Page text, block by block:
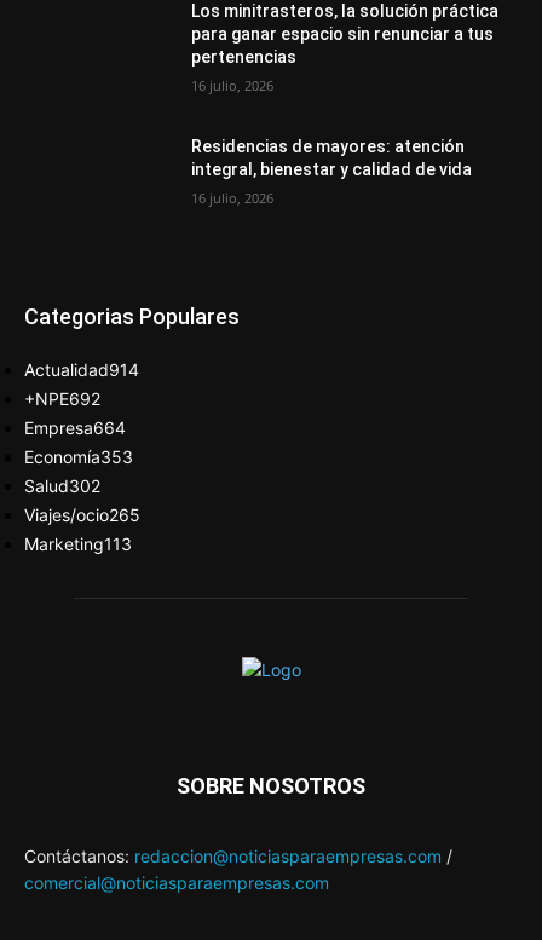
Los minitrasteros, la solución práctica
para ganar espacio sin renunciar a tus
pertenencias
16 julio, 2026
Residencias de mayores: atención
integral, bienestar y calidad de vida
16 julio, 2026
Categorias Populares
Actualidad914
+NPE692
Empresa664
Economía353
Salud302
Viajes/ocio265
Marketing113
SOBRE NOSOTROS
Contáctanos: redaccion@noticiasparaempresas.com /
comercial@noticiasparaempresas.com